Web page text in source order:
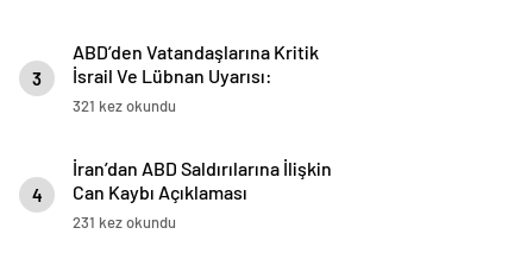
3
ABD’den Vatandaşlarına Kritik
İsrail Ve Lübnan Uyarısı:
Seyahat Planlarını Yeniden
321 kez okundu
4
İran’dan ABD Saldırılarına İlişkin
Can Kaybı Açıklaması
231 kez okundu